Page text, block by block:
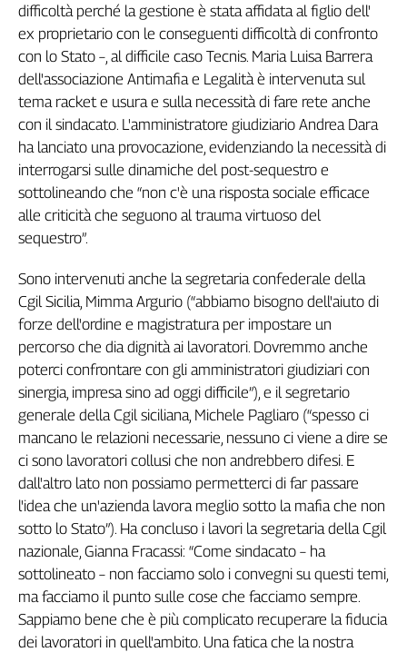
Easy
Inserti
Idea
Diffusa
InFlai
Le
trasmissioni
tv
Work
in
L'Italia
nel
Lavoro
Territori
Abruzzo-
Molise
Alto
Adige
Basilicata
Calabria
Campania
Emilia-
Romagna
Friuli
Venezia
Giulia
difficoltà perché la gestione è stata affidata al figlio dell'
ex proprietario con le conseguenti difficoltà di confronto
con lo Stato –, al difficile caso Tecnis. Maria Luisa Barrera
dell'associazione Antimafia e Legalità è intervenuta sul
tema racket e usura e sulla necessità di fare rete anche
con il sindacato. L'amministratore giudiziario Andrea Dara
ha lanciato una provocazione, evidenziando la necessità di
interrogarsi sulle dinamiche del post-sequestro e
sottolineando che “non c'è una risposta sociale efficace
alle criticità che seguono al trauma virtuoso del
sequestro”.
Sono intervenuti anche la segretaria confederale della
Cgil Sicilia, Mimma Argurio (“abbiamo bisogno dell'aiuto di
forze dell'ordine e magistratura per impostare un
percorso che dia dignità ai lavoratori. Dovremmo anche
poterci confrontare con gli amministratori giudiziari con
sinergia, impresa sino ad oggi difficile”), e il segretario
generale della Cgil siciliana, Michele Pagliaro (“spesso ci
mancano le relazioni necessarie, nessuno ci viene a dire se
ci sono lavoratori collusi che non andrebbero difesi. E
dall'altro lato non possiamo permetterci di far passare
l'idea che un'azienda lavora meglio sotto la mafia che non
sotto lo Stato”). Ha concluso i lavori la segretaria della Cgil
nazionale, Gianna Fracassi: “Come sindacato – ha
sottolineato – non facciamo solo i convegni su questi temi,
ma facciamo il punto sulle cose che facciamo sempre.
Sappiamo bene che è più complicato recuperare la fiducia
dei lavoratori in quell'ambito. Una fatica che la nostra